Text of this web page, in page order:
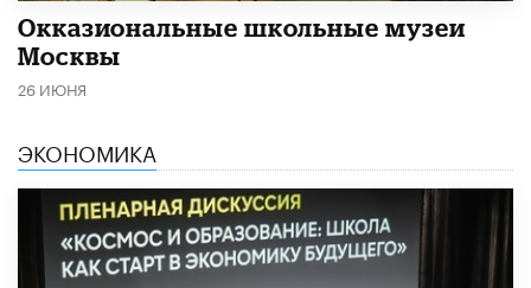
​Окказиональные школьные музеи
Москвы
26 ИЮНЯ
ЭКОНОМИКА